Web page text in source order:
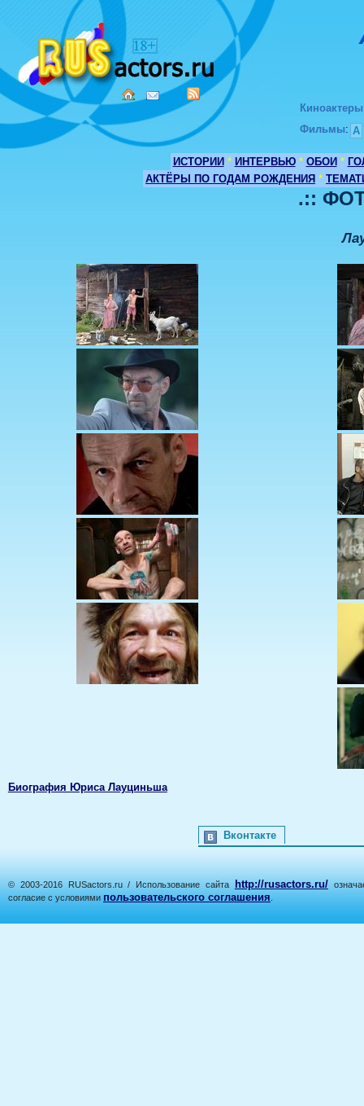
Киноактеры
Фильмы: А
ИСТОРИИ * ИНТЕРВЬЮ * ОБОИ *
АКТЁРЫ ПО ГОДАМ РОЖДЕНИЯ *
.::
Биография Юриса Лауциньша
Вконтакте
© 2003-2016 RUSactors.ru / Использование сайта http://rusactors.ru/
согласие с условиями пользовательского соглашения